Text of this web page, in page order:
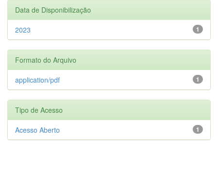
Data de Disponibilização
1
2023
Formato do Arquivo
1
application/pdf
Tipo de Acesso
1
Acesso Aberto